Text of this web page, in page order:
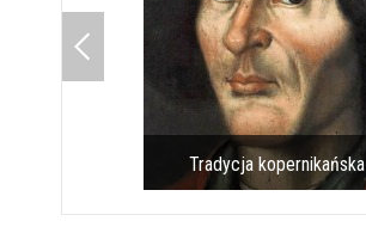
Tradycja kopernikańska